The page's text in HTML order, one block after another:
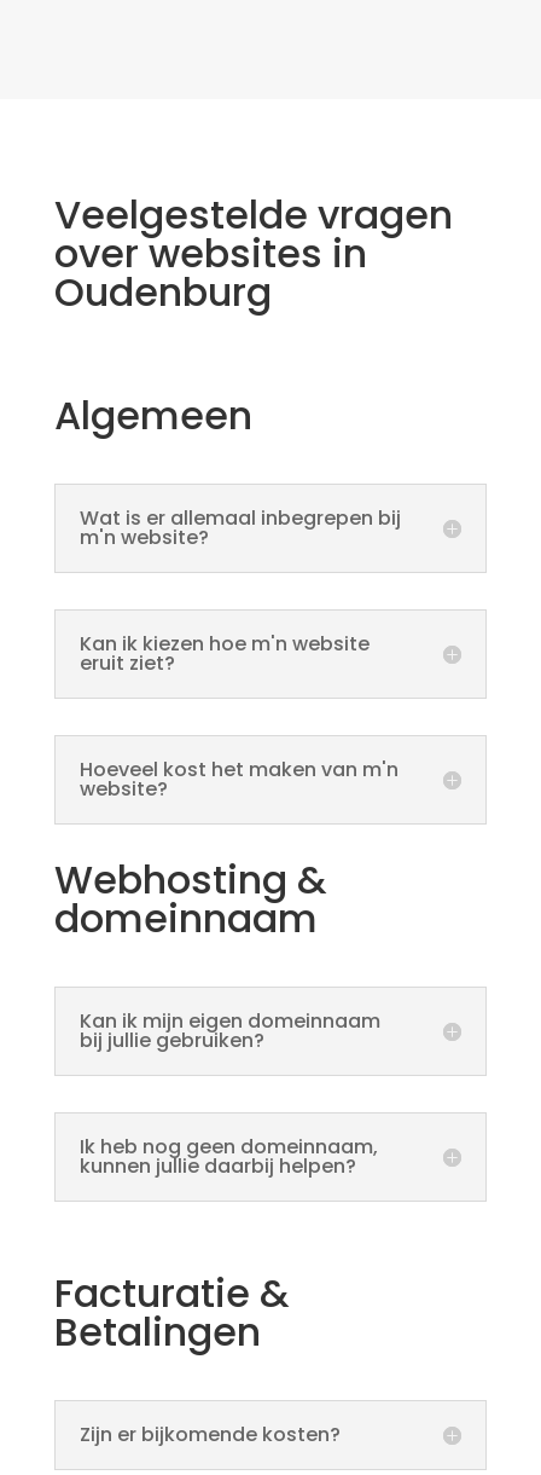
Veelgestelde vragen
over websites in
Oudenburg
Algemeen
Wat is er allemaal inbegrepen bij
m'n website?
Kan ik kiezen hoe m'n website
eruit ziet?
Hoeveel kost het maken van m'n
website?
Webhosting &
domeinnaam
Kan ik mijn eigen domeinnaam
bij jullie gebruiken?
Ik heb nog geen domeinnaam,
kunnen jullie daarbij helpen?
Facturatie &
Betalingen
Zijn er bijkomende kosten?